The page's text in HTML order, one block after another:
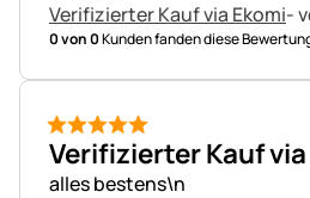
Verifizierter Kauf via Ekomi-
0 von 0Kunden fanden diese
5 von 5
Verifizierter Kauf via
alles bestens\n